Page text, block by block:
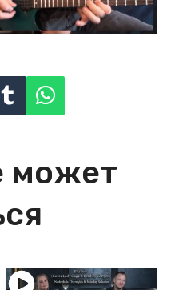
может